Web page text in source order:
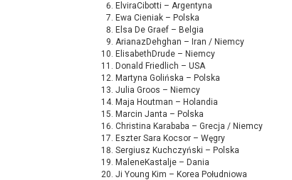
ElviraCibotti – Argentyna
Ewa Cieniak – Polska
Elsa De Graef – Belgia
ArianazDehghan – Iran / Niemcy
ElisabethDrude – Niemcy
Donald Friedlich – USA
Martyna Golińska – Polska
Julia Groos – Niemcy
Maja Houtman – Holandia
Marcin Janta – Polska
Christina Karababa – Grecja / Niemcy
Eszter Sara Kocsor – Węgry
Sergiusz Kuchczyński – Polska
MaleneKastalje – Dania
Ji Young Kim – Korea Południowa